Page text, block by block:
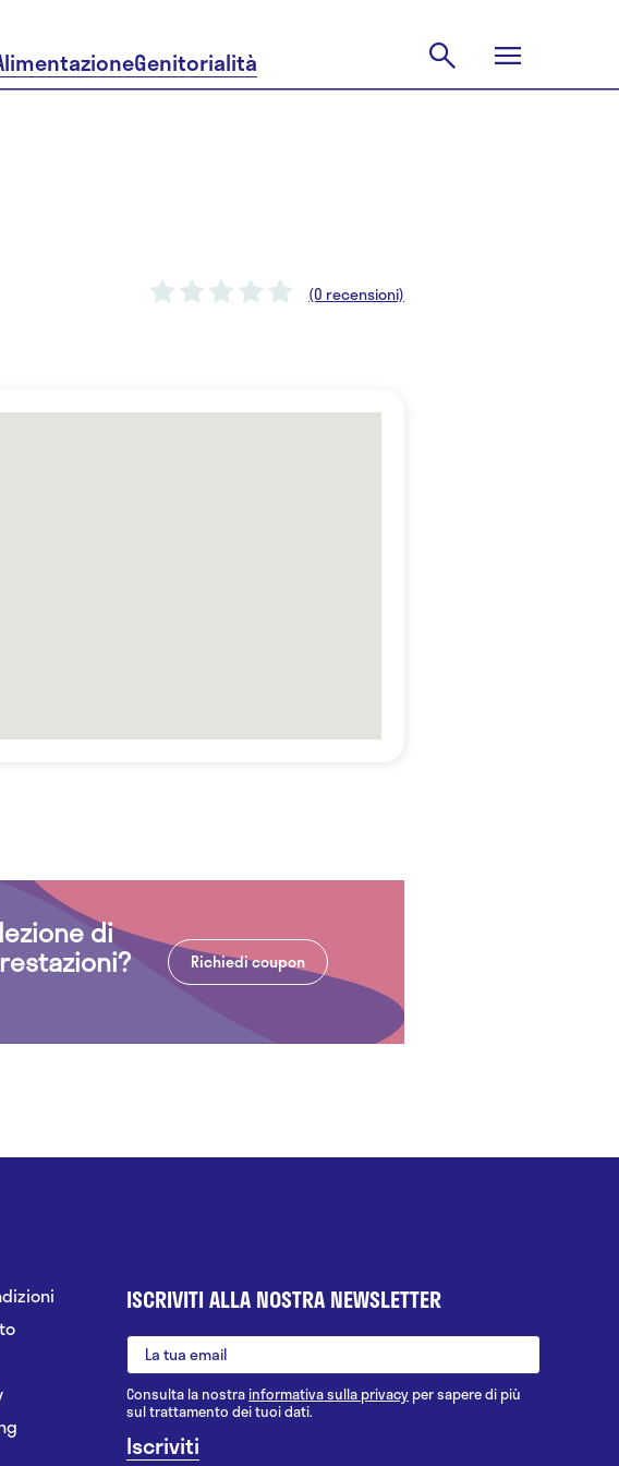
Genitorialità
(0 recensioni)
di
Richiedi coupon
ISCRIVITI ALLA NOSTRA NEWSLETTER
Consulta la nostrainformativa sulla privacy per sapere di più
sul trattamento dei tuoi dati.